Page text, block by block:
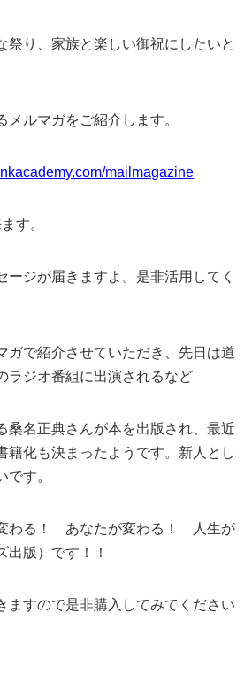
祭り、家族と楽しい御祝にしたいと
メルマガをご紹介します。
mailmagazine
す。
ージが届きますよ。是非活用してく
ガで紹介させていただき、先日は道
ラジオ番組に出演されるなど
桑名正典さんが本を出版され、最近
籍化も決まったようです。新人とし
です。
わる！ あなたが変わる！ 人生が
出版）です！！
ますので是非購入してみてください